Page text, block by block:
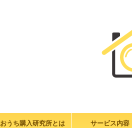
おうち購入研究所とは サービス内容